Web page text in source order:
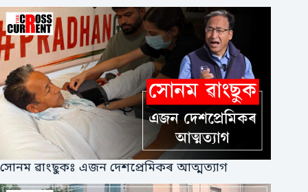
সোনম ৱাংছুকঃ এজন দেশপ্ৰেমিকৰ আত্মত্যাগ